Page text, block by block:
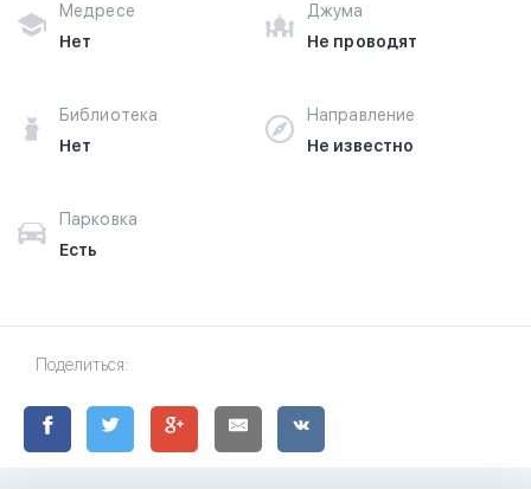
Медресе
Нет
Джума
Не проводят
Библиотека
Нет
Направление
Не известно
Парковка
Есть
Поделиться: